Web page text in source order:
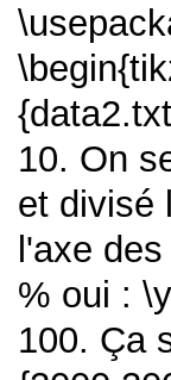
10. On
et divisé
l'axe
% oui :
100. Ça